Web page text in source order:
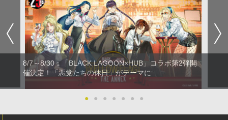
8/7～8/30：「BLACK LAGOON×HUB」コラボ第2弾開
催決定！「悪党たちの休日」がテーマに
● ● ● ● ● ● ●